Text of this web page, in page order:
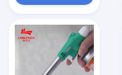
Προϊόντα
Περίπου εμείς